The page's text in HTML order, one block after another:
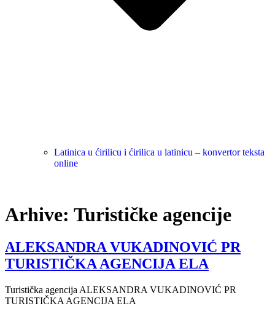
Latinica u ćirilicu i ćirilica u latinicu – konvertor teksta
online
Arhive: Turističke agencije
ALEKSANDRA VUKADINOVIĆ PR
TURISTIČKA AGENCIJA ELA
Turistička agencija ALEKSANDRA VUKADINOVIĆ PR
TURISTIČKA AGENCIJA ELA